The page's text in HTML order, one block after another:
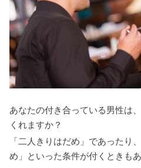
あなたの付き合っている男性は
くれますか？
「二人きりはだめ」であったり
め」といった条件が付くときも